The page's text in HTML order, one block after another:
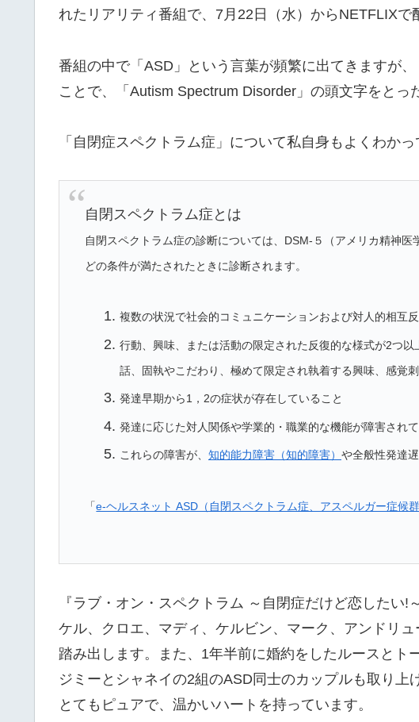
れたリアリティ番組で、7月22日（水）からNETFLIXで
番組の中で「ASD」という言葉が頻繁に出てきますが
ことで、「Autism Spectrum Disorder」の頭文字をとっ
「自閉症スペクトラム症」について私自身もよくわか
自閉スペクトラム症とは
自閉スペクトラム症の診断については、DSM-５（アメリカ精神
どの条件が満たされたときに診断されます。
複数の状況で社会的コミュニケーションおよび対人的相互
行動、興味、または活動の限定された反復的な様式が2つ
話、固執やこだわり、極めて限定され執着する興味、感覚
発達早期から1，2の症状が存在していること
発達に応じた対人関係や学業的・職業的な機能が障害され
これらの障害が、 知的能力障害（知的障害） や全般性発達
「e-ヘルスネット ASD（自閉スペクトラム症、アスペルガー症候
『ラブ・オン・スペクトラム ～自閉症だけど恋したい
ケル、クロエ、マディ、ケルビン、マーク、アンドリ
踏み出します。また、1年半前に婚約をしたルースとト
ジミーとシャネイの2組のASD同士のカップルも取り上
とてもピュアで、温かいハートを持っています。